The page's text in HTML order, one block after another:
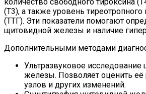
(Т3), а также уровень
(ТТГ). Эти показатели помогают
щитовидной железы и наличие
Дополнительными методами
Ультразвуковое
железы. Позволяет оценить
узлов и других изменений.